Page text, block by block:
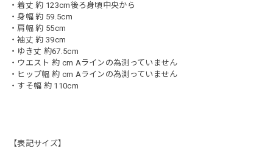
・着丈 約 123cm後ろ身頃中央から
・身幅 約 59.5cm
・肩幅 約 55cm
・袖丈 約 39cm
・ゆき丈 約67.5cm
・ウエスト 約 cm Aラインの為測っていません
・ヒップ幅 約 cm Aラインの為測っていません
・すそ幅 約 110cm
【表記サイズ】